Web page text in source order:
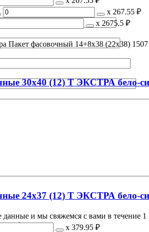
ЦЕН
данные и мы свяжемся с вами в течение 1
выбором.
х 267.55 ₽
х 2675.5 ₽
Пакет фасовочный 14+8x38 (22х38)
30х40 (12) Т ЭКСТРА бело-
Пакеты фасовочные 30х40 (12) Т
24х37 (12) Т ЭКСТРА бело-
х 379.95 ₽